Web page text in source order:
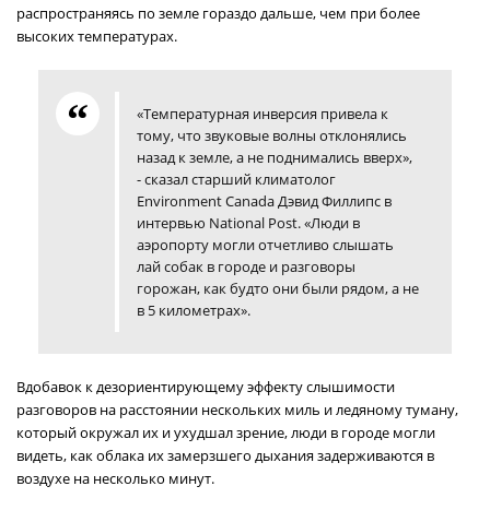
распространяясь по земле гораздо дальше, чем при более
высоких температурах.
«Температурная инверсия привела к
тому, что звуковые волны отклонялись
назад к земле, а не поднимались вверх»,
- сказал старший климатолог
Environment Canada Дэвид Филлипс в
интервью National Post. «Люди в
аэропорту могли отчетливо слышать
лай собак в городе и разговоры
горожан, как будто они были рядом, а не
в 5 километрах».
Вдобавок к дезориентирующему эффекту слышимости
разговоров на расстоянии нескольких миль и ледяному туману,
который окружал их и ухудшал зрение, люди в городе могли
видеть, как облака их замерзшего дыхания задерживаются в
воздухе на несколько минут.